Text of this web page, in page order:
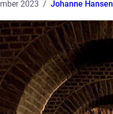
2023 Johanne Hansen